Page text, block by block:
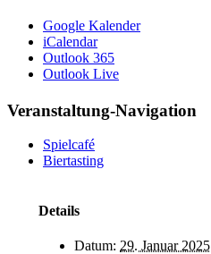
Google Kalender
iCalendar
Outlook 365
Outlook Live
Veranstaltung-Navigation
Spielcafé
Biertasting
Details
Datum: 29. Januar 2025